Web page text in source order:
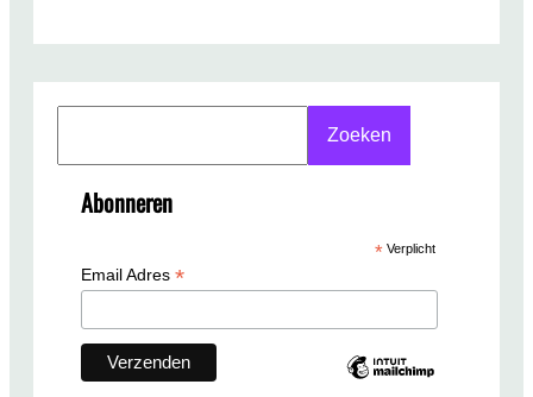
Zoeken
Abonneren
*Verplicht
Email Adres *